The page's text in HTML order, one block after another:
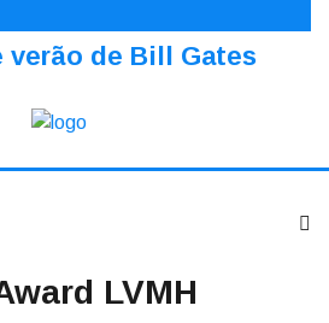
verão de Bill Gates
LVMH